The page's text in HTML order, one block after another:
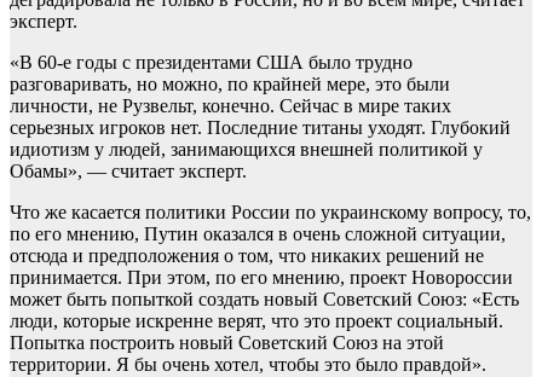
эксперт.
«В 60-е годы с президентами США было трудно
разговаривать, но можно, по крайней мере, это были
личности, не Рузвельт, конечно. Сейчас в мире таких
серьезных игроков нет. Последние титаны уходят. Глубокий
идиотизм у людей, занимающихся внешней политикой у
Обамы», — считает эксперт.
Что же касается политики России по украинскому вопросу, то,
по его мнению, Путин оказался в очень сложной ситуации,
отсюда и предположения о том, что никаких решений не
принимается. При этом, по его мнению, проект Новороссии
может быть попыткой создать новый Советский Союз: «Есть
люди, которые искренне верят, что это проект социальный.
Попытка построить новый Советский Союз на этой
территории. Я бы очень хотел, чтобы это было правдой».